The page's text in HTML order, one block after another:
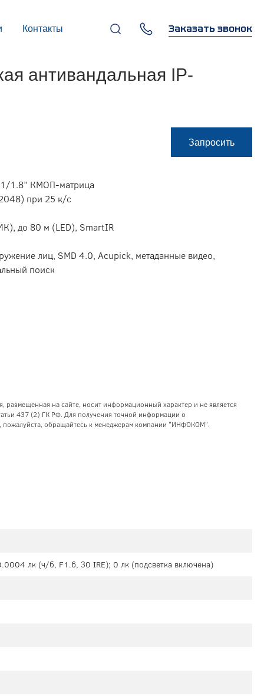
Контакты
г. Москва, 119270,
Лужнецкая наб., д. 6, стр. 1,
Заказать звонок
антивандальная IP-
Запросить
1/1.8” КМОП-матрица
при 25 к/с
до 80 м (LED), SmartIR
лиц, SMD 4.0, Acupick, метаданные видео,
поиск
на сайте, носит информационный характер и не является
437 (2) ГК РФ. Для получения точной информации о
пожалуйста, обращайтесь к менеджерам компании "ИНФОКОМ".
лк (ч/б, F1.6, 30 IRE); 0 лк (подсветка включена)